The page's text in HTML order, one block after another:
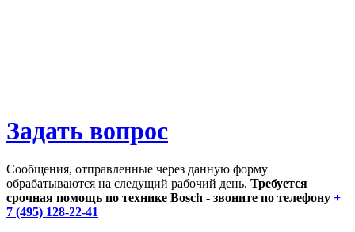
Задать вопрос
Сообщения, отправленные через данную форму
обрабатываются на следущий рабочий день. Требуется
срочная помощь по технике Bosch - звоните по телефону +
7 (495) 128-22-41